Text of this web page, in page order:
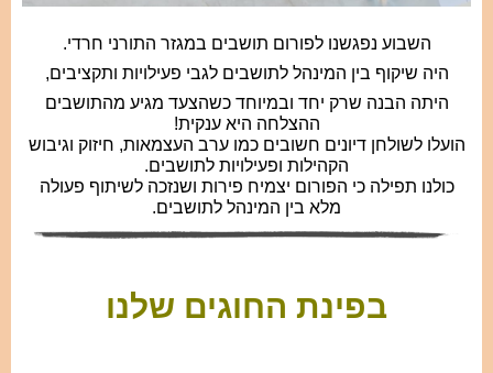
השבוע נפגשנו לפורום תושבים במגזר התורני חרדי.
היה שיקוף בין המינהל לתושבים לגבי פעילויות ותקציבים,
היתה הבנה שרק יחד ובמיוחד כשהצעד מגיע מהתושבים
ההצלחה היא ענקית!
הועלו לשולחן דיונים חשובים כמו ערב העצמאות, חיזוק וגיבוש
הקהילות ופעילויות לתושבים.
כולנו תפילה כי הפורום יצמיח פירות ושנזכה לשיתוף פעולה
מלא בין המינהל לתושבים.
בפינת החוגים שלנו